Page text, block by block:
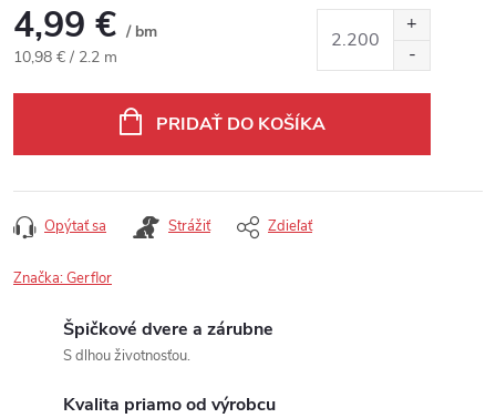
4,99 € / bm
Jednotková cena:
10,98 € / 2.2 m
PRIDAŤ DO KOŠÍKA
Opýtať sa Strážiť Zdieľať
Značka:Gerflor
Špičkové dvere a zárubne
S dlhou životnosťou.
Kvalita priamo od výrobcu